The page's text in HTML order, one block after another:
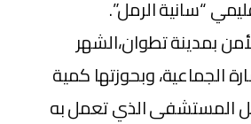
“سانية الرمل”.
بمدينة تطوان،الشهر
الجماعية، وبحوزتها كمية
المستشفى الذي تعمل به